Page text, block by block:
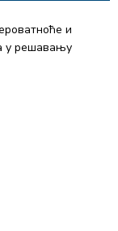
и
у решавању